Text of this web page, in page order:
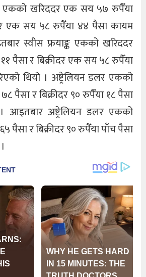
एकको खरिददर एक सय ५७ रुपैँया
एक सय ५८ रुपैँया ४४ पैसा कायम
स्वीस फ्रयाङ्क एकको खरिददर
पैसा र बिक्रीदर एक सय ५८ रुपैँया
थियो । अष्ट्रेलियन डलर एकको
पैसा र बिक्रीदर ९० रुपैँया १८ पैसा
अष्ट्रेलियन डलर एकको
पैसा र बिक्रीदर ९० रुपैँया पाँच पैसा